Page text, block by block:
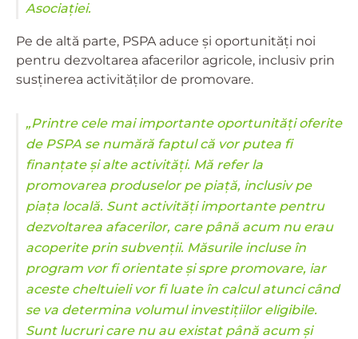
Asociației.
Pe de altă parte, PSPA aduce și oportunități noi
pentru dezvoltarea afacerilor agricole, inclusiv prin
susținerea activităților de promovare.
„Printre cele mai importante oportunități oferite
de PSPA se numără faptul că vor putea fi
finanțate și alte activități. Mă refer la
promovarea produselor pe piață, inclusiv pe
piața locală. Sunt activități importante pentru
dezvoltarea afacerilor, care până acum nu erau
acoperite prin subvenții. Măsurile incluse în
program vor fi orientate și spre promovare, iar
aceste cheltuieli vor fi luate în calcul atunci când
se va determina volumul investițiilor eligibile.
Sunt lucruri care nu au existat până acum și